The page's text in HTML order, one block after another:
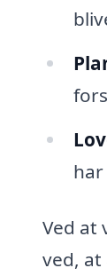
Ved at
ved,